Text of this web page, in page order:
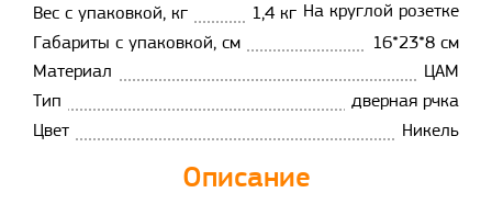
На круглой розетке
Вес с упаковкой, кг
1,4 кг
Габариты с упаковкой, см
16*23*8 см
Материал
ЦАМ
Тип
дверная рчка
Цвет
Никель
Описание